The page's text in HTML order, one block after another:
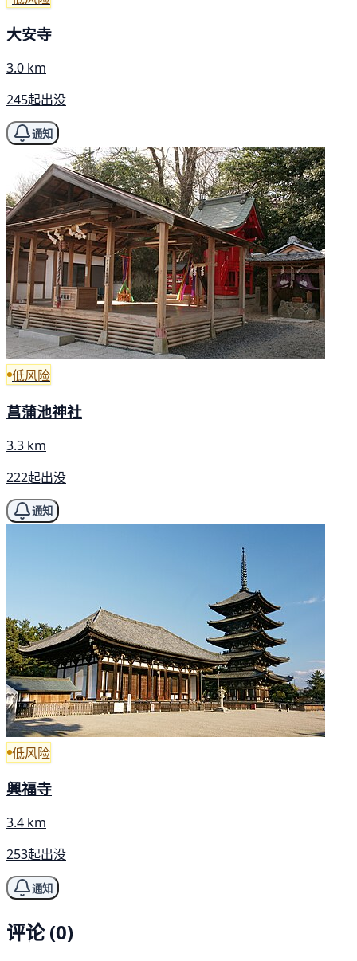
大安寺
3.0 km
245起出没
通知
低风险
菖蒲池神社
3.3 km
222起出没
通知
低风险
興福寺
3.4 km
253起出没
通知
评论 (0)